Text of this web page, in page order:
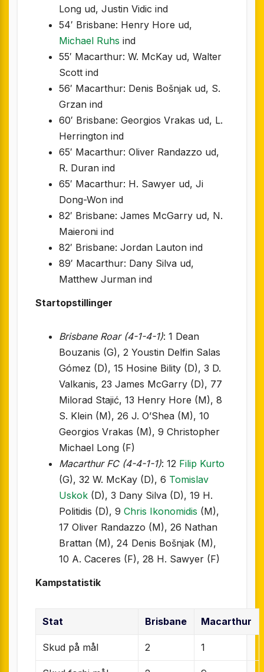
Long ud, Justin Vidic ind
54′ Brisbane: Henry Hore ud,
Michael Ruhs ind
55′ Macarthur: W. McKay ud, Walter
Scott ind
56′ Macarthur: Denis Bošnjak ud, S.
Grzan ind
60′ Brisbane: Georgios Vrakas ud, L.
Herrington ind
65′ Macarthur: Oliver Randazzo ud,
R. Duran ind
65′ Macarthur: H. Sawyer ud, Ji
Dong-Won ind
82′ Brisbane: James McGarry ud, N.
Maieroni ind
82′ Brisbane: Jordan Lauton ind
89′ Macarthur: Dany Silva ud,
Matthew Jurman ind
Startopstillinger
Brisbane Roar (4-1-4-1): 1 Dean
Bouzanis (G), 2 Youstin Delfin Salas
Gómez (D), 15 Hosine Bility (D), 3 D.
Valkanis, 23 James McGarry (D), 77
Milorad Stajić, 13 Henry Hore (M), 8
S. Klein (M), 26 J. O’Shea (M), 10
Georgios Vrakas (M), 9 Christopher
Michael Long (F)
Macarthur FC (4-4-1-1): 12 Filip Kurto
(G), 32 W. McKay (D), 6 Tomislav
Uskok (D), 3 Dany Silva (D), 19 H.
Politidis (D), 9 Chris Ikonomidis (M),
17 Oliver Randazzo (M), 26 Nathan
Brattan (M), 24 Denis Bošnjak (M),
10 A. Caceres (F), 28 H. Sawyer (F)
Kampstatistik
Stat Brisbane Macarthur
Skud på mål 2 1